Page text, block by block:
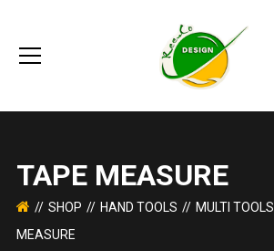
TAPE MEASURE
SHOP HAND TOOLS MULTI TOOLS
MEASURE